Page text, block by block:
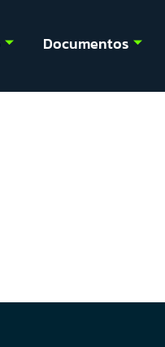
Documentos